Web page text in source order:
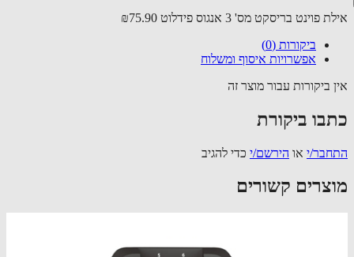
בריסקט מס' 3 אנגוס פידלוט
₪75.90
ביקורות (0)
אפשרויות איסוף ומשלוח
ביקורות עבור מוצר זה
ביקורת
יאוהירשם/יכדי להגיב
קשורים